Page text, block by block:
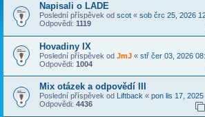
Napisali o LADE
Poslední příspěvek od scot « sob črc 25, 2026
Odpovědi: 1119
Hovadiny IX
Poslední příspěvek od JmJ « stř čer 03, 2026
Odpovědi: 1004
Mix otázek a odpovědí III
Poslední příspěvek od Liftback « pon lis 17,
Odpovědi: 4436